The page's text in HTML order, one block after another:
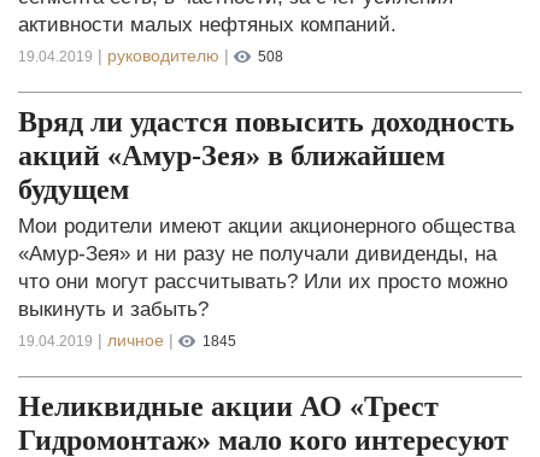
активности малых нефтяных компаний.
19.04.2019 | руководителю | 508
Вряд ли удастся повысить доходность
акций «Амур-Зея» в ближайшем
будущем
Мои родители имеют акции акционерного общества
«Амур-Зея» и ни разу не получали дивиденды, на
что они могут рассчитывать? Или их просто можно
выкинуть и забыть?
19.04.2019 | личное | 1845
Неликвидные акции АО «Трест
Гидромонтаж» мало кого интересуют